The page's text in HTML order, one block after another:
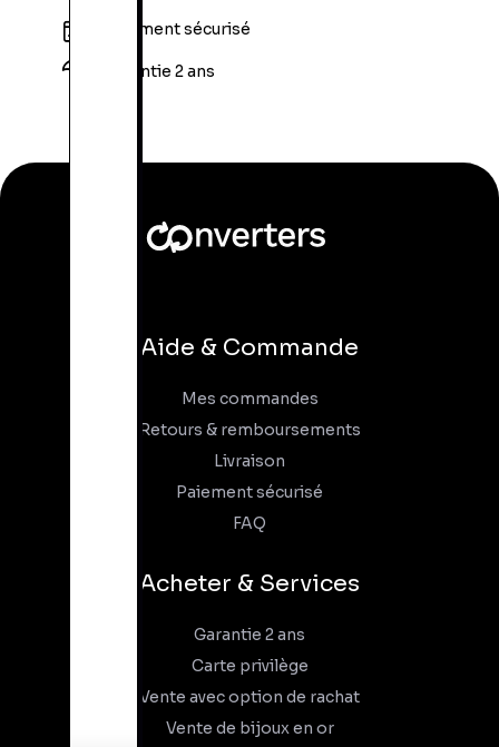
Paiement sécurisé
Garantie 2 ans
Aide & Commande
Mes commandes
Retours & remboursements
Livraison
Paiement sécurisé
FAQ
Acheter & Services
Garantie 2 ans
Carte privilège
Vente avec option de rachat
Vente de bijoux en or